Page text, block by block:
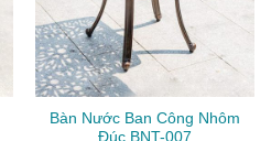
Bàn Nước Ban Công Nhôm
Đúc BNT-007